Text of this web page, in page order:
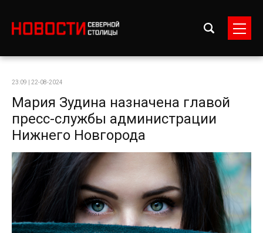
23:09 | 22-08-2024
Мария Зудина назначена главой
пресс-службы администрации
Нижнего Новгорода